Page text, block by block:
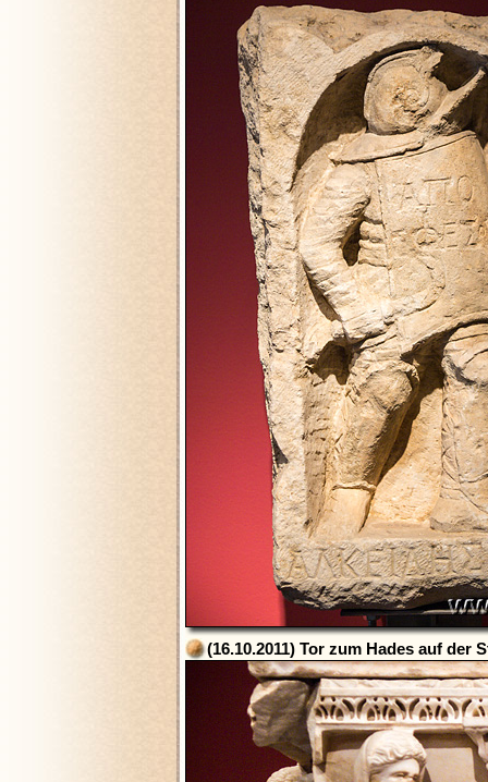
(16.10.2011) Tor zum Hades auf der